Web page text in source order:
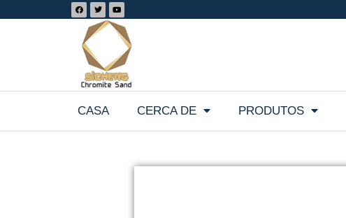
CASA CERCA DE PRODUTOS